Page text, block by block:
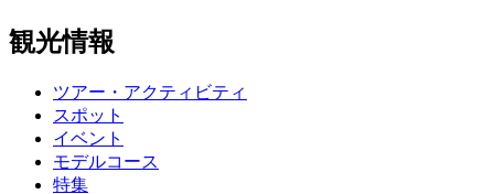
観光情報
ツアー・アクティビティ
スポット
イベント
モデルコース
特集